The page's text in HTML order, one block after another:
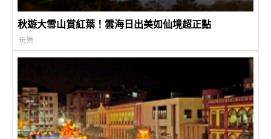
秋遊大雪山賞紅葉！雲海日出美如仙境超正點
玩樂